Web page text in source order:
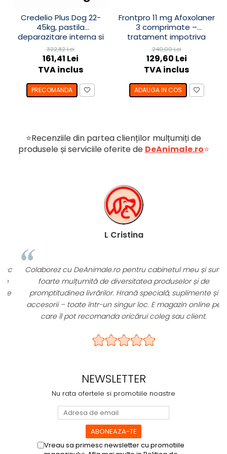
pulmonar, într-o tabletă masticabilă
lunară.
Mod de administrare
Se administrează
, în funcție de
greutatea corporală a câinelui.
2,5–5 kg
Bravecto
1 comprimat
Doza minimă recomandată este de
,0,025 mg
și5 mg pirantel/kg
Pentru ce câini este potrivit?
Bravecto TriUNO 50 mg este potrivit
pentru câini de talie mică, precum:
Yorkshire Terrier;
Pomeranian;
Shih Tzu;
Caniche Toy;
alte rase sau metiși cu greutatea între
Greutatea trebuie verificată înainte de
Credelio Plus Dog 22-
45kg, pastila
deparazitare interna si
externa
322,82 Lei
161,41 Lei
TVA inclus
PRECOMANDA
Frontpro 11 mg Afoxolaner
3 comprimate –
tratament impotriva
puricilor și căpușelor câini
2-4 kg
240,00 Lei
129,60 Lei
TVA inclus
ADAUGA IN COS
⭐Recenziile din partea clienților mulțumiți de
produsele și serviciile oferite de DeAnimale.ro⭐
L Cristina
Colaborez cu DeAnimale.ro pentru cabinetul meu și sunt
foarte mulțumită de diversitatea produselor și de
promptitudinea livrărilor. Hrană specială, suplimente și
accesorii – toate într-un singur loc. E magazin online pe
care îl pot recomanda oricărui coleg sau client.
NEWSLETTER
Nu rata ofertele si promotiile noastre
Vreau sa primesc newsletter cu promotiile